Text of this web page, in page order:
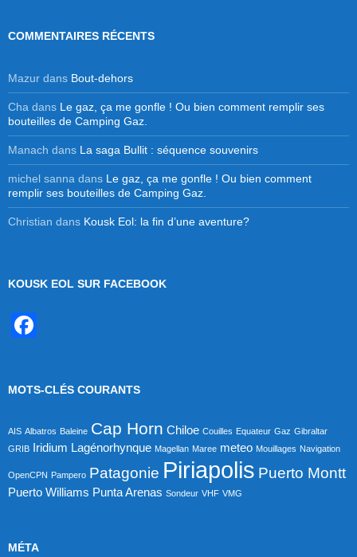
COMMENTAIRES RÉCENTS
Mazur dans Bout-dehors
Cha dans Le gaz, ça me gonfle ! Ou bien comment remplir ses
bouteilles de Camping Gaz.
Manach dans La saga Bullit : séquence souvenirs
michel sanna dans Le gaz, ça me gonfle ! Ou bien comment
remplir ses bouteilles de Camping Gaz.
Christian dans Kousk Eol: la fin d’une aventure?
KOUSK EOL SUR FACEBOOK
e
b
o
o
k
MOTS-CLÉS COURANTS
AIS Albatros Baleine Cap Horn Chiloe Couilles Equateur Gaz Gibraltar
GRIB Iridium Lagénorhynque Magellan Maree meteo Mouillages Navigation
OpenCPN Pampero Patagonie Piriapolis Puerto Montt
Puerto Williams Punta Arenas Sondeur VHF VMG
MÉTA